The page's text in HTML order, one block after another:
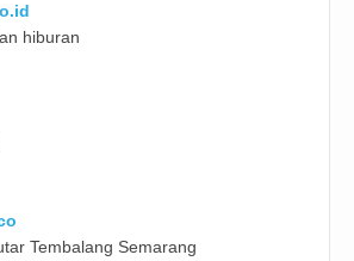
hiburan
Tembalang Semarang